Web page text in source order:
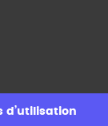
d’utilisation